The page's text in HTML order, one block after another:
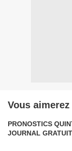
Vous
PRONOSTICS
JOURNAL